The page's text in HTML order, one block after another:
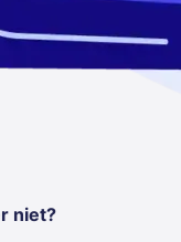
niet?